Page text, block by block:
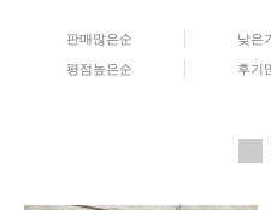
판매많은순 낮은
평점높은순 후기